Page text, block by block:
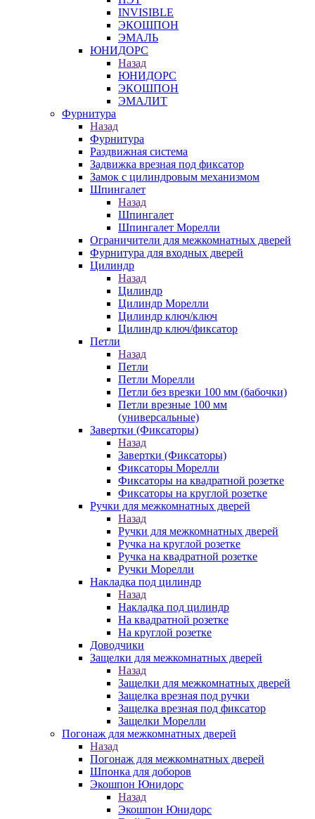
INVISIBLE
ЭКОШПОН
ЭМАЛЬ
ЮНИДОРС
Назад
ЮНИДОРС
ЭКОШПОН
ЭМАЛИТ
Фурнитура
Назад
Фурнитура
Раздвижная система
Задвижка врезная под фиксатор
Замок с цилиндровым механизмом
Шпингалет
Назад
Шпингалет
Шпингалет Морелли
Ограничители для межкомнатных дверей
Фурнитура для входных дверей
Цилиндр
Назад
Цилиндр
Цилиндр Морелли
Цилиндр ключ/ключ
Цилиндр ключ/фиксатор
Петли
Назад
Петли
Петли Морелли
Петли без врезки 100 мм (бабочки)
Петли врезные 100 мм
(универсальные)
Завертки (Фиксаторы)
Назад
Завертки (Фиксаторы)
Фиксаторы Морелли
Фиксаторы на квадратной розетке
Фиксаторы на круглой розетке
Ручки для межкомнатных дверей
Назад
Ручки для межкомнатных дверей
Ручка на круглой розетке
Ручка на квадратной розетке
Ручки Морелли
Накладка под цилиндр
Назад
Накладка под цилиндр
На квадратной розетке
На круглой розетке
Доводчики
Защелки для межкомнатных дверей
Назад
Защелки для межкомнатных дверей
Защелка врезная под ручки
Защелка врезная под фиксатор
Защелки Морелли
Погонаж для межкомнатных дверей
Назад
Погонаж для межкомнатных дверей
Шпонка для доборов
Экошпон Юнидорс
Назад
Экошпон Юнидорс